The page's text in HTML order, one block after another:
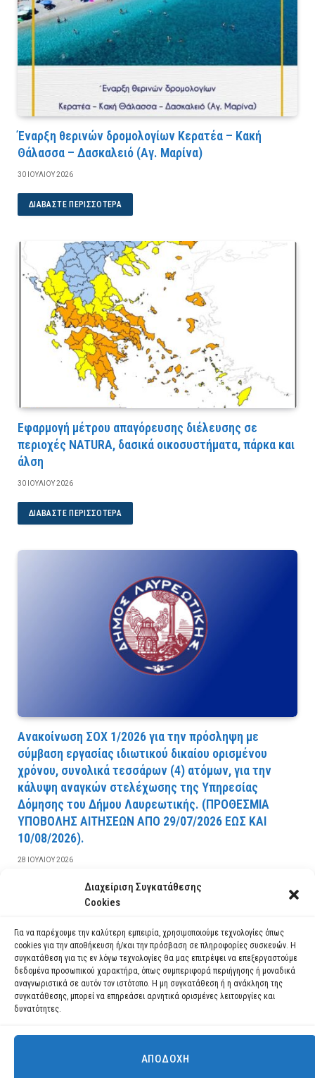
Διαχείριση Συγκατάθεσης
Cookies
Για να παρέχουμε την καλύτερη εμπειρία, χρησιμοποιούμε τεχνολογίες όπως
cookies για την αποθήκευση ή/και την πρόσβαση σε πληροφορίες συσκευών. Η
συγκατάθεση για τις εν λόγω τεχνολογίες θα μας επιτρέψει να επεξεργαστούμε
δεδομένα προσωπικού χαρακτήρα, όπως συμπεριφορά περιήγησης ή μοναδικά
αναγνωριστικά σε αυτόν τον ιστότοπο. Η μη συγκατάθεση ή η ανάκληση της
συγκατάθεσης, μπορεί να επηρεάσει αρνητικά ορισμένες λειτουργίες και
δυνατότητες.
ΑΠΟΔΟΧΉ
Έναρξη θερινών δρομολογίων Κερατέα – Κακή
Θάλασσα – Δασκαλειό (Αγ. Μαρίνα)
30 ΙΟΥΛΊΟΥ 2026
ΔΙΑΒΆΣΤΕ ΠΕΡΙΣΣΌΤΕΡΑ
Εφαρμογή μέτρου απαγόρευσης διέλευσης σε
περιοχές NATURA, δασικά οικοσυστήματα, πάρκα και
άλση
30 ΙΟΥΛΊΟΥ 2026
ΔΙΑΒΆΣΤΕ ΠΕΡΙΣΣΌΤΕΡΑ
Ανακοίνωση ΣΟΧ 1/2026 για την πρόσληψη με
σύμβαση εργασίας ιδιωτικού δικαίου ορισμένου
χρόνου, συνολικά τεσσάρων (4) ατόμων, για την
κάλυψη αναγκών στελέχωσης της Υπηρεσίας
Δόμησης του Δήμου Λαυρεωτικής. (ΠPOΘEΣMIA
YΠOBOΛHΣ AITHΣEΩN AΠO 29/07/2026 EΩΣ KAI
10/08/2026).
28 ΙΟΥΛΊΟΥ 2026
ΔΙΑΒΆΣΤΕ ΠΕΡΙΣΣΌΤΕΡΑ
Χρησιμοποιούμε cookies για να σας προσφέρουμε τη βέλτιστη εμπειρία